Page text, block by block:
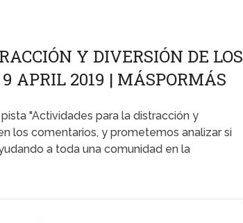
Y DIVERSIÓN DE LOS
APRIL 2019 | MÁSPORMÁS
"Actividades para la distracción y
los comentarios, y prometemos analizar si
a toda una comunidad en la